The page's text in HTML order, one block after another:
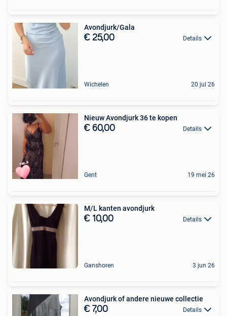
Avondjurk/Gala
€ 25,00 Details
Wichelen 20 jul 26
Nieuw Avondjurk 36 te kopen
€ 60,00 Details
Gent 19 mei 26
M/L kanten avondjurk
€ 10,00 Details
Ganshoren 3 jun 26
Avondjurk of andere nieuwe collectie
€ 7,00 Details